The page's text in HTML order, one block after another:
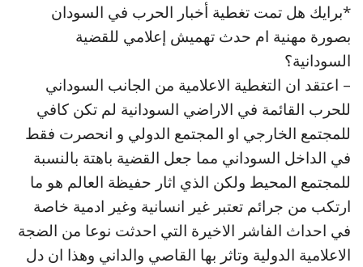
*برايك هل تمت تغطية أخبار الحرب في السودان
بصورة مهنية ام حدث تهميش إعلامي للقضية
السودانية؟
– اعتقد ان التغطية الاعلامية من الجانب السوداني
للحرب القائمة في الاراضي السودانية لم تكن كافي
للمجتمع الخارجي او المجتمع الدولي و انحصرت فقط
في الداخل السوداني مما جعل القضية باهتة بالنسبة
للمجتمع المحيط ولكن الذي اثار حفيظة العالم هو ما
ارتكب من جرائم تعتبر غير انسانية وغير ادمية خاصة
في احداث الفاشر الاخيرة التي احدثت نوعا من الضجة
الاعلامية الدولية وتاثر بها القاصي والداني وهذا ان دل